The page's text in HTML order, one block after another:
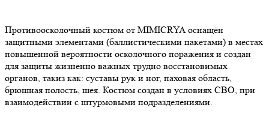
Противоосколочный костюм от MIMICRYA оснащён
защитными элементами (баллистическими пакетами) в местах
повышенной вероятности осколочного поражения и создан
для защиты жизненно важных трудно восстановимых
органов, такиз как: суставы рук и ног, паховая область,
брюшная полость, шея. Костюм создан в условиях СВО, при
взаимодействии с штурмовыми подразделениями.